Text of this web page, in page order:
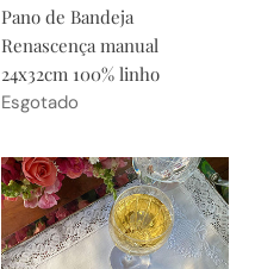
Pano de Bandeja
Renascença manual
24x32cm 100% linho
Preço
Esgotado
Pano
de
Bandeja
Crivo